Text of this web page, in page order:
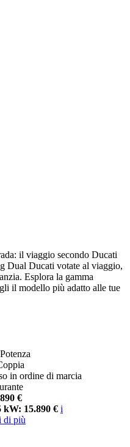
il viaggio secondo Ducati
Dual Ducati votate al viaggio,
Esplora la gamma
il modello più adatto alle tue
Potenza
in ordine di marcia
€
kW: 15.890 € i
di più